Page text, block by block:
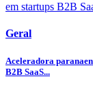
Geral
Aceleradora
B2B SaaS...